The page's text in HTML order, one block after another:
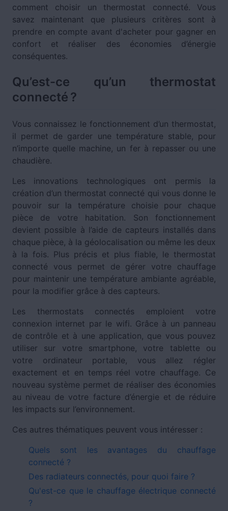
comment choisir un thermostat connecté. Vous
savez maintenant que plusieurs critères sont à
prendre en compte avant d'acheter pour gagner en
confort et réaliser des économies d’énergie
conséquentes.
Qu’est-ce qu’un thermostat
connecté ?
Vous connaissez le fonctionnement d’un thermostat,
il permet de garder une température stable, pour
n’importe quelle machine, un fer à repasser ou une
chaudière.
Les innovations technologiques ont permis la
création d’un thermostat connecté qui vous donne le
pouvoir sur la température choisie pour chaque
pièce de votre habitation. Son fonctionnement
devient possible à l’aide de capteurs installés dans
chaque pièce, à la géolocalisation ou même les deux
à la fois. Plus précis et plus fiable, le thermostat
connecté vous permet de gérer votre chauffage
pour maintenir une température ambiante agréable,
pour la modifier grâce à des capteurs.
Les thermostats connectés emploient votre
connexion internet par le wifi. Grâce à un panneau
de contrôle et à une application, que vous pouvez
utiliser sur votre smartphone, votre tablette ou
votre ordinateur portable, vous allez régler
exactement et en temps réel votre chauffage. Ce
nouveau système permet de réaliser des économies
au niveau de votre facture d’énergie et de réduire
les impacts sur l’environnement.
Ces autres thématiques peuvent vous intéresser :
Quels sont les avantages du chauffage
connecté ?
Des radiateurs connectés, pour quoi faire ?
Qu'est-ce que le chauffage électrique connecté
?